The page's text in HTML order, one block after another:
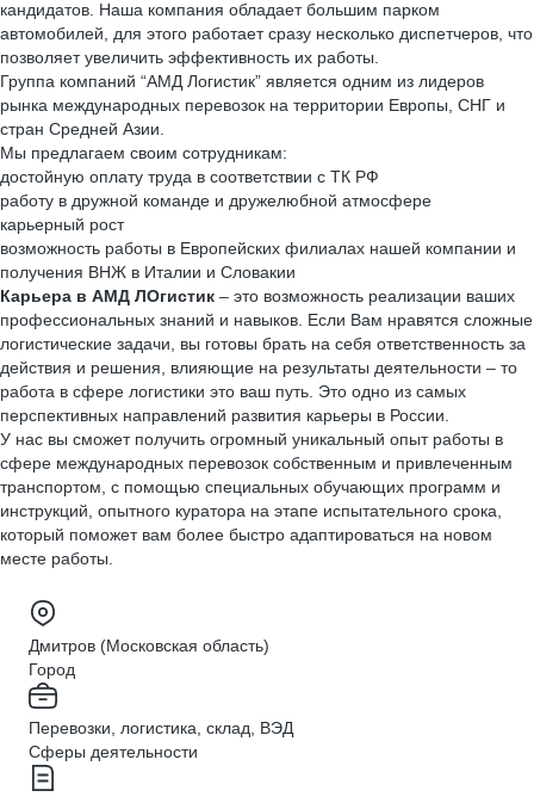
кандидатов. Наша компания обладает большим парком
автомобилей, для этого работает сразу несколько диспетчеров, что
позволяет увеличить эффективность их работы.
Группа компаний “АМД Логистик” является одним из лидеров
рынка международных перевозок на территории Европы, СНГ и
стран Средней Азии.
Мы предлагаем своим сотрудникам:
достойную оплату труда в соответствии с ТК РФ
работу в дружной команде и дружелюбной атмосфере
карьерный рост
возможность работы в Европейских филиалах нашей компании и
получения ВНЖ в Италии и Словакии
Карьера в АМД ЛОгистик – это возможность реализации ваших
профессиональных знаний и навыков. Если Вам нравятся сложные
логистические задачи, вы готовы брать на себя ответственность за
действия и решения, влияющие на результаты деятельности – то
работа в сфере логистики это ваш путь. Это одно из самых
перспективных направлений развития карьеры в России.
У нас вы сможет получить огромный уникальный опыт работы в
сфере международных перевозок собственным и привлеченным
транспортом, с помощью специальных обучающих программ и
инструкций, опытного куратора на этапе испытательного срока,
который поможет вам более быстро адаптироваться на новом
месте работы.
Дмитров (Московская область)
Город
Перевозки, логистика, склад, ВЭД
Сферы деятельности